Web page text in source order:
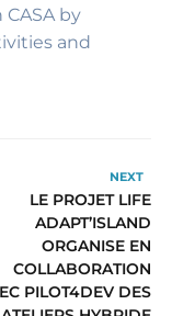
by
and
NEXT
LE PROJET LIFE
ADAPT’ISLAND
ORGANISE EN
COLLABORATION
PILOT4DEV DES